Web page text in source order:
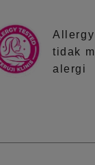
tidak
alergi